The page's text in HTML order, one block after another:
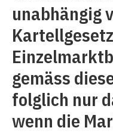
unabhängig
gemäss
folglich nur
wenn die